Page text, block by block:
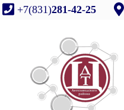
+7(831)281-42-25